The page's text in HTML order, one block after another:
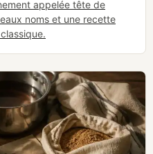
appelée tête de
noms et une recette